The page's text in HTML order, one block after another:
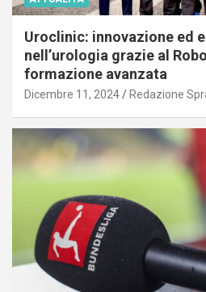
Uroclinic: innovazione ed
nell’urologia grazie al
formazione avanzata
Dicembre 11, 2024 Redazione